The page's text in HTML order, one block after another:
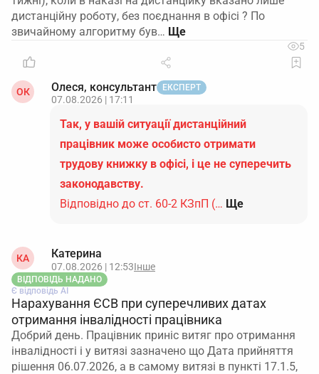
дистанційну роботу, без поєднання в офісі ? По
звичайному алгоритму був…
5
ОК Олеся, консультант ЕКСПЕРТ
07.08.2026 | 17:11
Так, у вашій ситуації дистанційний
працівник може особисто отримати
трудову книжку в офісі, і це не суперечить
законодавству.
Відповідно до ст. 60-2 КЗпП (… Ще
КА Катерина
07.08.2026 | 12:53Інше
ВІДПОВІДЬ НАДАНО
Є відповідь АІ
Нарахування ЄСВ при суперечливих датах
отримання інвалідності працівника
Добрий день. Працівник приніс витяг про отримання
інвалідності і у витязі зазначено що Дата прийняття
рішення 06.07.2026, а в самому витязі в пункті 17.1.5,